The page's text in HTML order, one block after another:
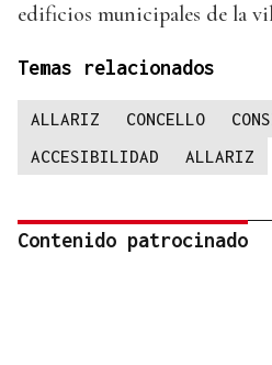
edificios municipales de la
Temas relacionados
ALLARIZ CONCELLO
ACCESIBILIDAD
ALLARIZ
Contenido patrocinado